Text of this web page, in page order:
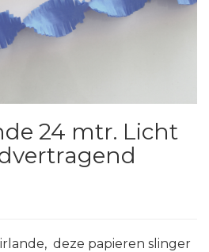
24 mtr. Licht
deze papieren slinger